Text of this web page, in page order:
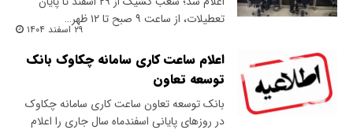
تعطیلات، از ساعت ۹ صبح تا ۱۲ ظهر…
۲۹ اسفند ۱۴۰۴
اعلام ساعت کاری سامانه چکاوک بانک
توسعه تعاون
بانک توسعه تعاون ساعت کاری سامانه چکاوک
در روزهای پایانی اسفندماه سال جاری را اعلام